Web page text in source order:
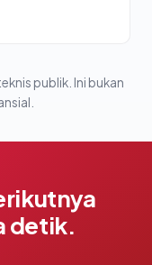
publik. Ini bukan
detik.